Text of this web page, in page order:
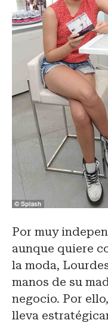
Por muy
aunque quiere
la moda,
manos de su
negocio. Por
lleva